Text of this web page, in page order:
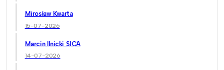
Mirosław Kwarta
15-07-2026
Marcin Ilnicki SICA
14-07-2026